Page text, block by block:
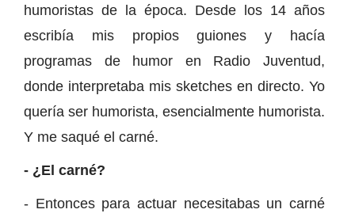
humoristas de la época. Desde los 14 años
escribía mis propios guiones y hacía
programas de humor en Radio Juventud,
donde interpretaba mis sketches en directo. Yo
quería ser humorista, esencialmente humorista.
Y me saqué el carné.
- ¿El carné?
- Entonces para actuar necesitabas un carné